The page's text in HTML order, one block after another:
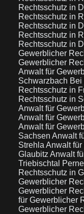
Rechtsschutz in
Rechtsschutz in
Rechtsschutz in
Rechtsschutz in
Rechtsschutz in
Gewerblicher
Gewerblicher
Anwalt für
Schwarzbach Bei
Rechtsschutz in
Rechtsschutz in
Anwalt für
Anwalt für
Anwalt für
Sachsen Anwalt
Strehla Anwalt
Glaubitz Anwalt
Triebischtal Perne
Rechtsschutz in
Gewerblicher
Gewerblicher
für Gewerblicher
Gewerblicher